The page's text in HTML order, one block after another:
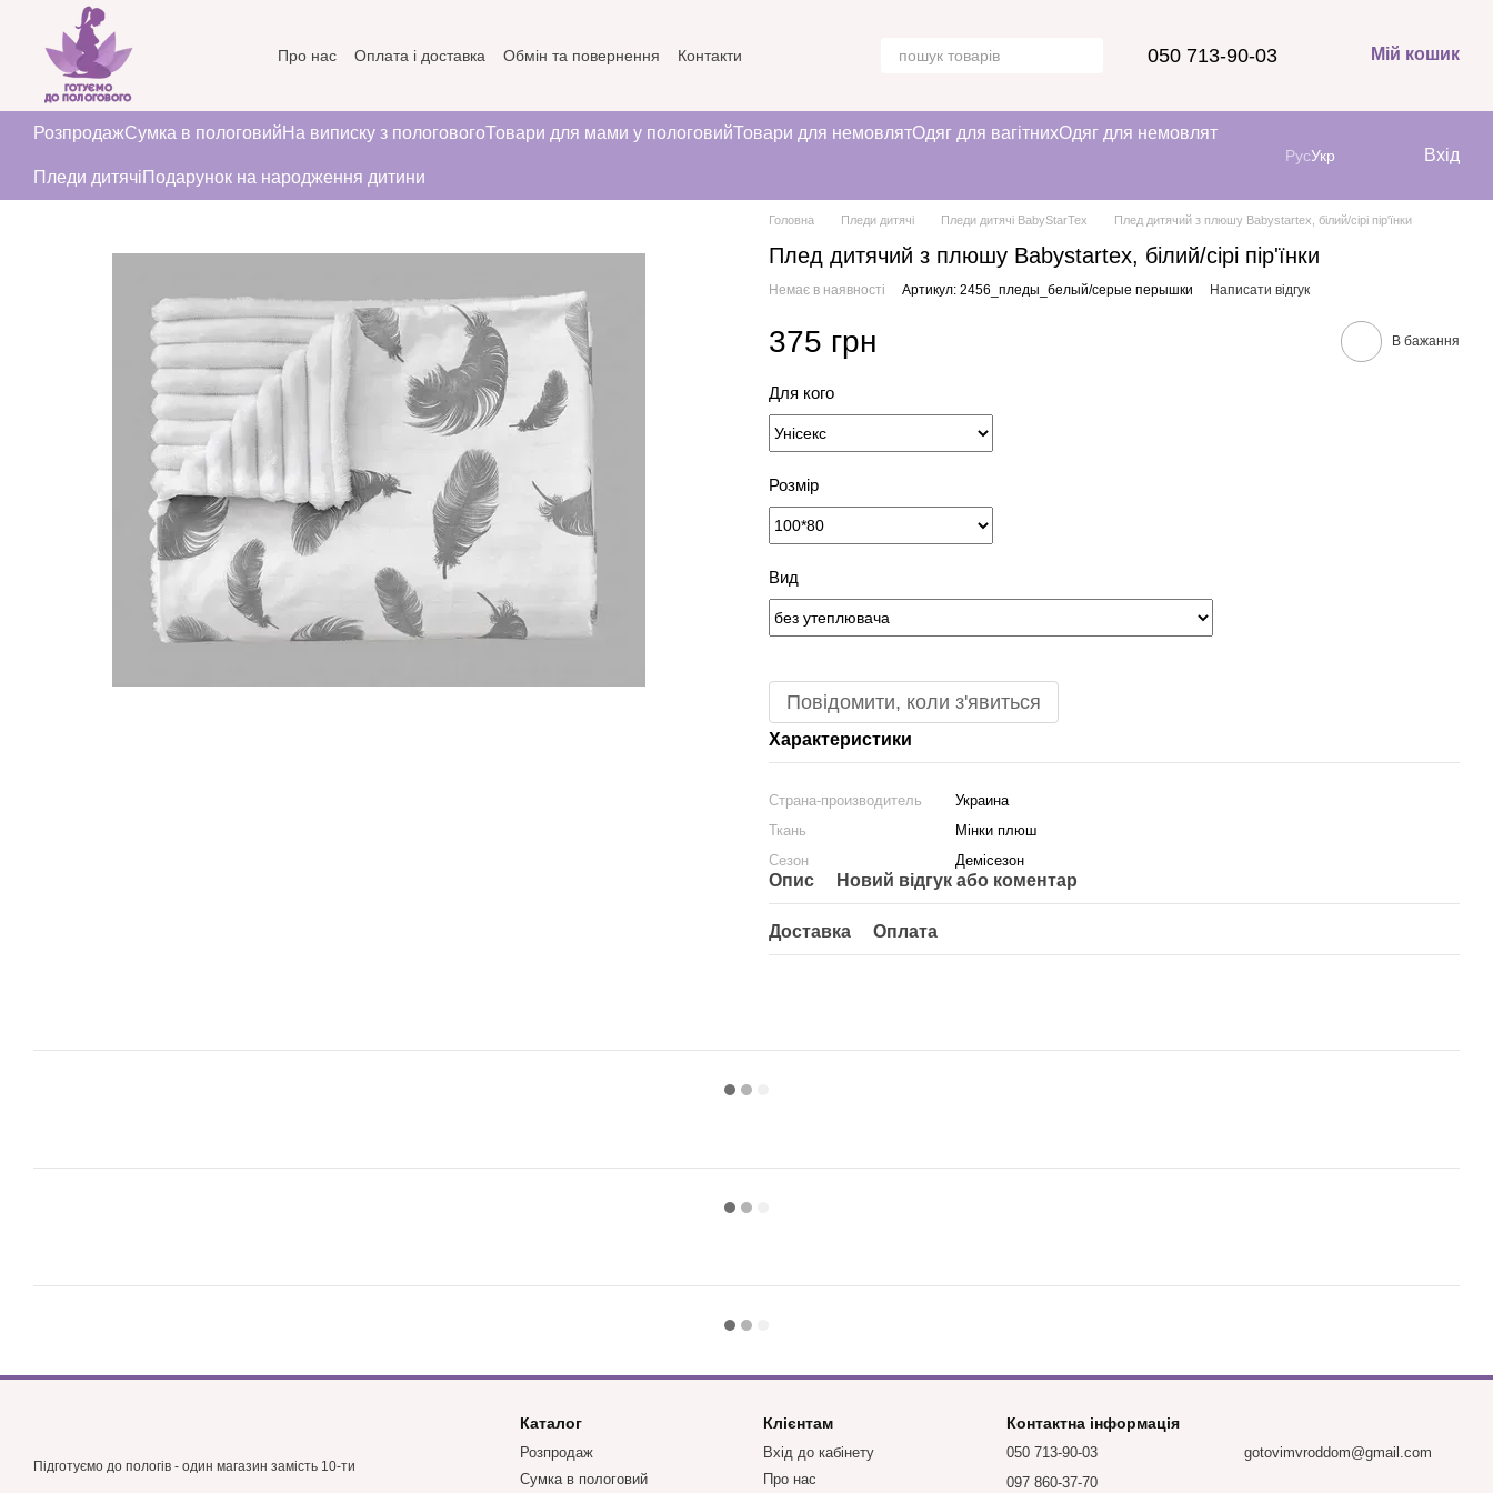
Перейти до основного контенту
Про нас Оплата і доставка Обмін та повернення
Контакти
050 713-90-03 Мій кошик
РозпродажСумка в пологовий На виписку з пологовогоТовари для мами у пологовийТовари для немовлятОдяг для вагітнихОдяг для немовлят
Пледи дитячі Подарунок на народження дитини
РусУкр Вхід
Головна Пледи дитячі Пледи дитячі BabyStarTex Плед дитячий з плюшу Babystartex, білий/сірі пір'їнки
Плед дитячий з плюшу Babystartex, білий/сірі пір'їнки
Немає в наявності Артикул: 2456_пледы_белый/серые перышки Написати відгук
375 грн В бажання
Для кого
Розмір
Вид
Повідомити, коли з'явиться
Характеристики
Страна-производитель
Украина
Ткань
Мінки плюш
Сезон
Демісезон
Опис Новий відгук або коментар
Доставка Оплата
Підготуємо до пологів - один магазин замість 10-ти
Каталог
Розпродаж
Сумка в пологовий
Клієнтам
Вхід до кабінету
Про нас
Контактна інформація
050 713-90-03
097 860-37-70
gotovimvroddom@gmail.com